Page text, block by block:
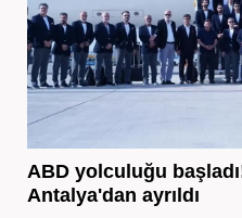
ABD yolculuğu
Antalya'dan ayrıldı